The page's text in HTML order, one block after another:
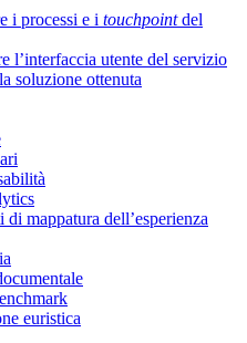
i processi e i touchpointdel
l’interfaccia utente del servizio
soluzione ottenuta
mappatura dell’esperienza
euristica